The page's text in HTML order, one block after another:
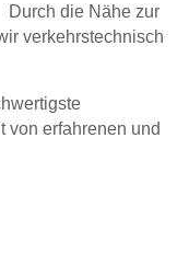
Durch die Nähe zur
verkehrstechnisch
von erfahrenen und